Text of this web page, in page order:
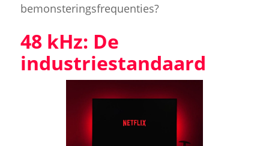
bemonsteringsfrequenties?
48 kHz: De
industriestandaard